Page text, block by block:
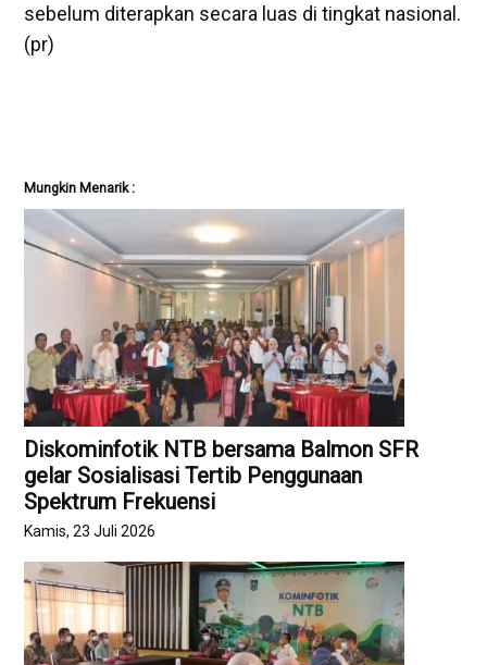
sebelum diterapkan secara luas di tingkat nasional.
(pr)
Mungkin Menarik :
Diskominfotik NTB bersama Balmon SFR
gelar Sosialisasi Tertib Penggunaan
Spektrum Frekuensi
Kamis, 23 Juli 2026